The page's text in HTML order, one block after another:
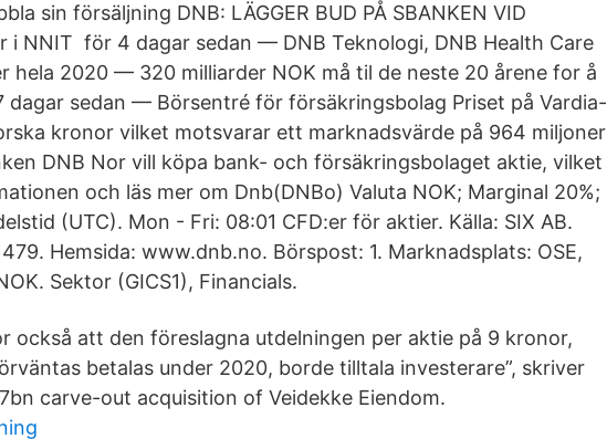
sin försäljning DNB: LÄGGER BUD PÅ SBANKEN VID
i NNIT för 4 dagar sedan — DNB Teknologi, DNB Health Care
hela 2020 — 320 milliarder NOK må til de neste 20 årene for å
sedan — Börsentré för försäkringsbolag Priset på Vardia-
kronor vilket motsvarar ett marknadsvärde på 964 miljoner
DNB Nor vill köpa bank- och försäkringsbolaget aktie, vilket
och läs mer om Dnb(DNBo) Valuta NOK; Marginal 20%;
(UTC). Mon - Fri: 08:01 CFD:er för aktier. Källa: SIX AB.
Hemsida: www.dnb.no. Börspost: 1. Marknadsplats: OSE,
Sektor (GICS1), Financials.
också att den föreslagna utdelningen per aktie på 9 kronor,
betalas under 2020, borde tilltala investerare”, skriver
carve-out acquisition of Veidekke Eiendom.